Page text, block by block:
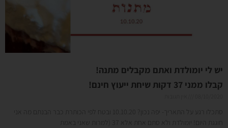
יש לי יומולדת ואתם מקבלים מתנה!
קבלו ממני 37 דקות שיחת ייעוץ חינם!
סתכלו רגע על התאריך- יפה נכון? 10.10.20 ובטח לפי הכותרת כבר הבנתם מה אני
חוגגת היום! יומולדת ולא סתם אחת אלא 37 (למרות שאני באמת